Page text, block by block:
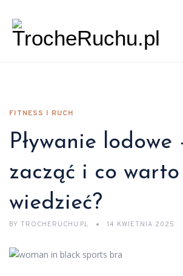
FITNESS I RUCH
Pływanie lodowe
zacząć i co warto
wiedzieć?
BY TROCHERUCHU.PL 14 KWIETNIA 2025